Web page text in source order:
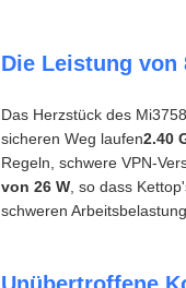
Die Leistung von
Das Herzstück des
sicheren Weg laufen2.40
Regeln, schwere VPN-
von 26 W , so dass
schweren
Unübertroffene